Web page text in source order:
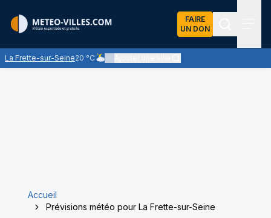
FAIRE
UN DON
La Frette-sur-Seine20 °C
Ciel nuageux - les éclaircies et les nuages se
Accueil
Prévisions météo pour La Frette-sur-Seine